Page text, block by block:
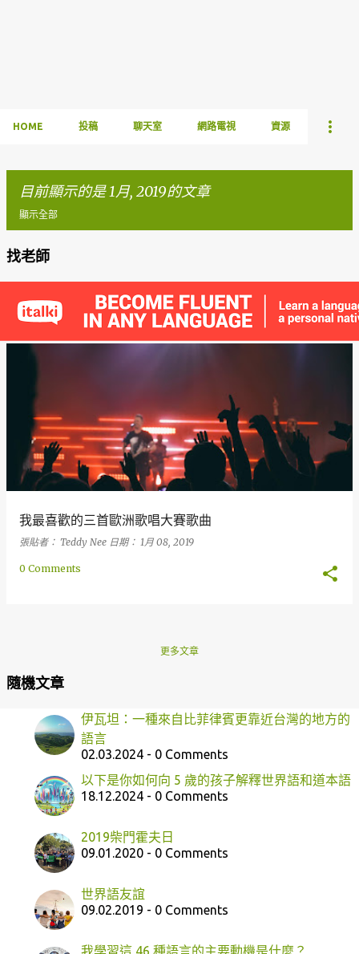
HOME 投稿 聊天室 網路電視 資源
目前顯示的是 1月, 2019的文章
顯示全部
發
表
找老師
我最喜歡的三首歐洲歌唱大賽歌曲
張貼者： Teddy Nee 日期： 1月 08, 2019
0 Comments
更多文章
隨機文章
伊瓦坦：一種來自比菲律賓更靠近台灣的地方的
語言
02.03.2024 - 0 Comments
以下是你如何向 5 歲的孩子解釋世界語和道本語
18.12.2024 - 0 Comments
2019柴門霍夫日
09.01.2020 - 0 Comments
世界語友誼
09.02.2019 - 0 Comments
我學習這 46 種語言的主要動機是什麼？